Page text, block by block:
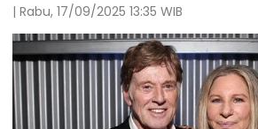
| Rabu, 17/09/2025 13:35 WIB